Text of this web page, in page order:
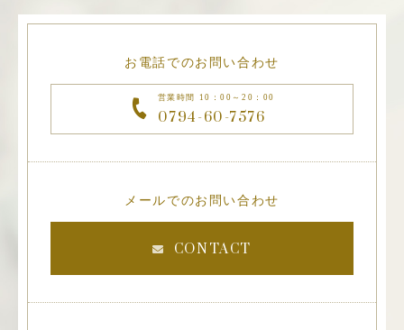
お電話でのお問い合わせ
営業時間 10：00～20：00
0794-60-7576
メールでのお問い合わせ
CONTACT